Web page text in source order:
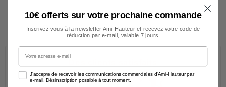
Pourquoi nous faire confiance ?
10€ offerts sur votre prochaine commande
Inscrivez-vous à la newsletter Ami-Hauteur et recevez votre code de
réduction par e-mail, valable 7 jours.
Votre adresse e-mail
J'accepte de recevoir les communications commerciales d'Ami-Hauteur par
e-mail. Désinscription possible à tout moment.